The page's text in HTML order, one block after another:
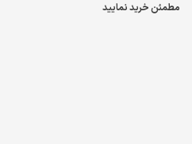
مطمئن خرید نمایید